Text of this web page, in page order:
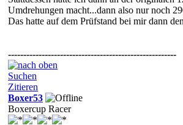
Umdrehungen macht...dann also nur noch
Das hatte auf dem Prüfstand bei mir dann
-------------------------------------------------------
Suchen
Zitieren
Boxer53
Boxercup Racer